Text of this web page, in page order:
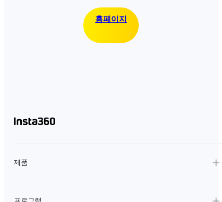
홈페이지
제품